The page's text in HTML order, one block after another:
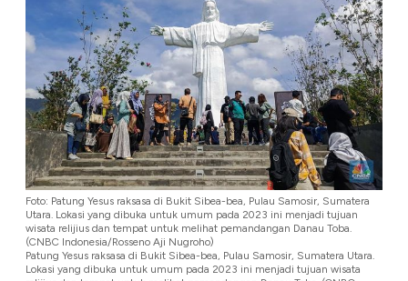
Foto: Patung Yesus raksasa di Bukit Sibea-bea, Pulau Samosir, Sumatera
Utara. Lokasi yang dibuka untuk umum pada 2023 ini menjadi tujuan
wisata relijius dan tempat untuk melihat pemandangan Danau Toba.
(CNBC Indonesia/Rosseno Aji Nugroho)
Patung Yesus raksasa di Bukit Sibea-bea, Pulau Samosir, Sumatera Utara.
Lokasi yang dibuka untuk umum pada 2023 ini menjadi tujuan wisata